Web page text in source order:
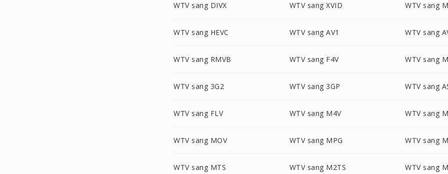
WTV sang DIVX WTV sang XVID WTV sang
WTV sang HEVC WTV sang AV1 WTV sang
WTV sang RMVB WTV sang F4V WTV sang
WTV sang 3G2 WTV sang 3GP WTV sang
WTV sang FLV WTV sang M4V WTV sang
WTV sang MOV WTV sang MPG WTV sang
WTV sang MTS WTV sang M2TS WTV sang